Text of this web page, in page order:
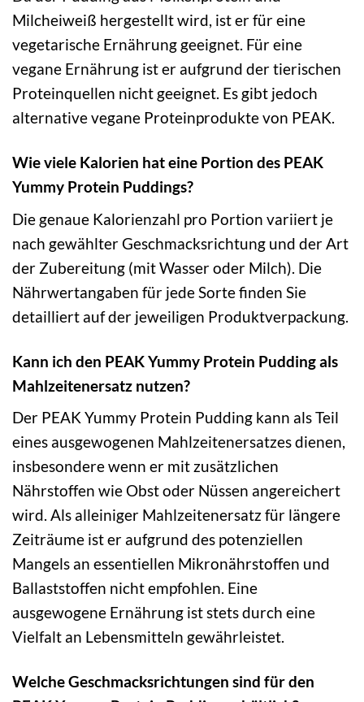
Milcheiweiß hergestellt wird, ist er für eine
vegetarische Ernährung geeignet. Für eine
vegane Ernährung ist er aufgrund der tierischen
Proteinquellen nicht geeignet. Es gibt jedoch
alternative vegane Proteinprodukte von PEAK.
Wie viele Kalorien hat eine Portion des PEAK
Yummy Protein Puddings?
Die genaue Kalorienzahl pro Portion variiert je
nach gewählter Geschmacksrichtung und der Art
der Zubereitung (mit Wasser oder Milch). Die
Nährwertangaben für jede Sorte finden Sie
detailliert auf der jeweiligen Produktverpackung.
Kann ich den PEAK Yummy Protein Pudding als
Mahlzeitenersatz nutzen?
Der PEAK Yummy Protein Pudding kann als Teil
eines ausgewogenen Mahlzeitenersatzes dienen,
insbesondere wenn er mit zusätzlichen
Nährstoffen wie Obst oder Nüssen angereichert
wird. Als alleiniger Mahlzeitenersatz für längere
Zeiträume ist er aufgrund des potenziellen
Mangels an essentiellen Mikronährstoffen und
Ballaststoffen nicht empfohlen. Eine
ausgewogene Ernährung ist stets durch eine
Vielfalt an Lebensmitteln gewährleistet.
Welche Geschmacksrichtungen sind für den